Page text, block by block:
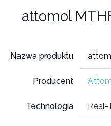
attomol
Nazwa produktu
Producent
Technologia Real-